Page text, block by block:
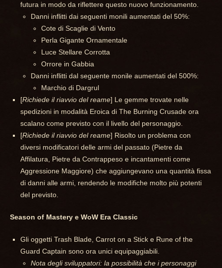
futura in modo da riflettere questo nuovo funzionamento.
Danni inflitti dai seguenti monili aumentati del 50%:
Cote di Scaglie di Vento
Perla Gigante Ornamentale
Luce Stellare Corrotta
Orrore in Gabbia
Danni inflitti dal seguente monile aumentati del 500%:
Marchio di Dargrul
[Richiede il riavvio del reame] Le gemme trovate nelle
spedizioni in modalità Eroica di The Burning Crusade ora
scalano come previsto con il livello del personaggio.
[Richiede il riavvio del reame] Risolto un problema con
diversi modificatori delle armi del passato (Pietre da
Affilatura, Pietre da Contrappeso e incantamenti come
Aggressione Maggiore) che aggiungevano una quantità fissa
di danni alle armi, rendendo le modifiche molto più potenti
del previsto.
Season of Mastery e WoW Era Classic
Gli oggetti Trash Blade, Carrot on a Stick e Rune of the
Guard Captain sono ora unici equipaggiabili.
Nota degli sviluppatori: la possibilità che i personaggi